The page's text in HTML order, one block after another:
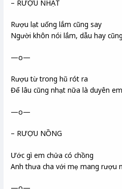
– RƯỢU NHẠT
Rượu lạt uống lắm cũng say
Người khôn nói lắm, dẫu hay
—o—
Rượu từ trong hũ rót ra
Để lâu cũng nhạt nữa là duyên em
—o—
– RƯỢU NỒNG
Ước gì em chửa có chồng
Anh thưa cha với mẹ mang rượu